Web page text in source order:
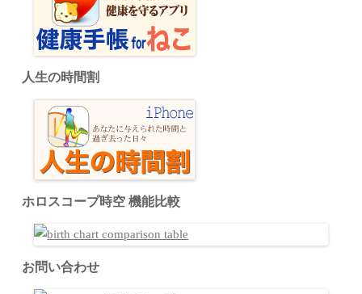
人生の時間割
ホロスコープ時空 機能比較
お問い合わせ